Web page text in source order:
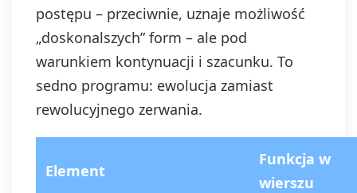
postępu – przeciwnie, uznaje możliwość
„doskonalszych” form – ale pod
warunkiem kontynuacji i szacunku. To
sedno programu: ewolucja zamiast
rewolucyjnego zerwania.
Element
Funkcja w
wierszu